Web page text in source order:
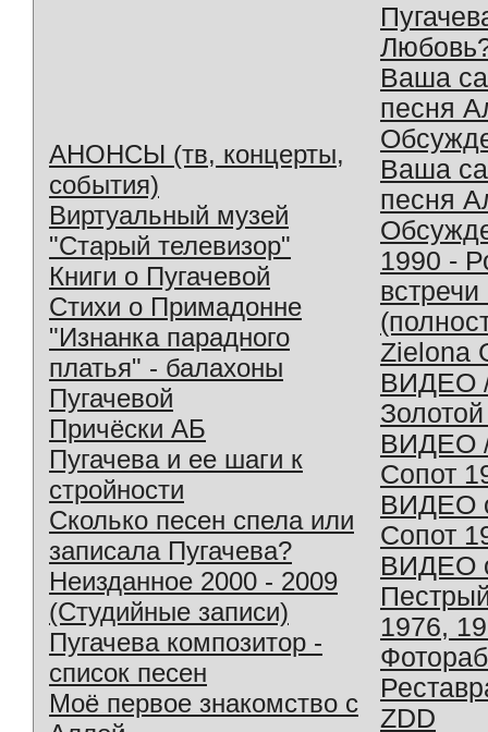
АНОНСЫ (тв, концерты,
события)
Виртуальный музей
"Старый телевизор"
Книги о Пугачевой
Стихи о Примадонне
"Изнанка парадного
платья" - балахоны
Пугачевой
Причёски АБ
Пугачева и ее шаги к
стройности
Сколько песен спела или
записала Пугачева?
Неизданное 2000 - 2009
(Студийные записи)
Пугачева композитор -
список песен
Моё первое знакомство с
Ваша
песня
Ваша
песня
1990 -
Zielona
ВИДЕО
ВИДЕО
Сопот
ВИДЕО
Сопот
ВИДЕО
1976,
ZDD